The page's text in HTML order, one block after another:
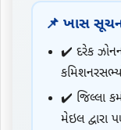
📌 ખાસ
✔️ દરેક
✔️ જિલ્લા
મેઇલ દ્વારા